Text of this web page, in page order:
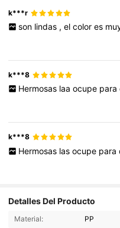
k***r
son lindas , el color es
k***8
Hermosas laa ocupe para
k***8
Hermosas las ocupe para
Detalles Del Producto
Material: PP
4.90
19K